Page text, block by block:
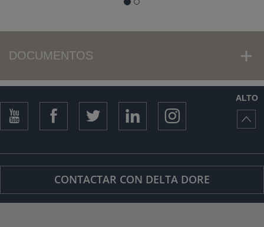
DOCUMENTOS
ALTO
CONTACTAR CON DELTA DORE